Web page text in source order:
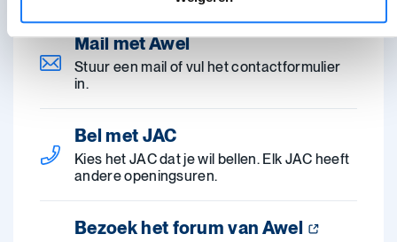
Mail met Awel
Stuur een mail of vul het contactformulier
in.
Bel met JAC
Kies het JAC dat je wil bellen. Elk JAC heeft
andere openingsuren.
Bezoek het forum van Awel